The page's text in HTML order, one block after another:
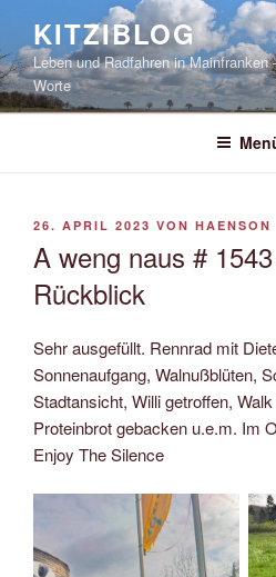
springen
KITZIBLOG
Leben und Radfahren in
Worte
VERÖFFENTLICHT
26. APRIL 2023 VON HAENSON
A weng naus #
Rückblick
Sehr ausgefüllt. Rennrad mit
Sonnenaufgang, Walnußblüten,
Stadtansicht, Willi getroffen,
Proteinbrot gebacken u.e.m. Im
Enjoy The Silence